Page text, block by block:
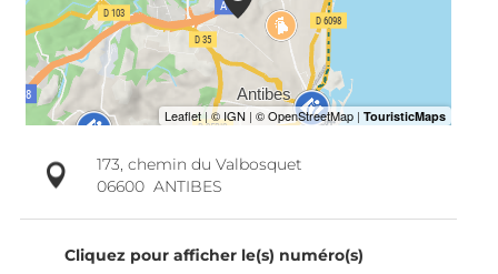
173, chemin du Valbosquet
06600 ANTIBES
Cliquez pour afficher le(s) numéro(s)